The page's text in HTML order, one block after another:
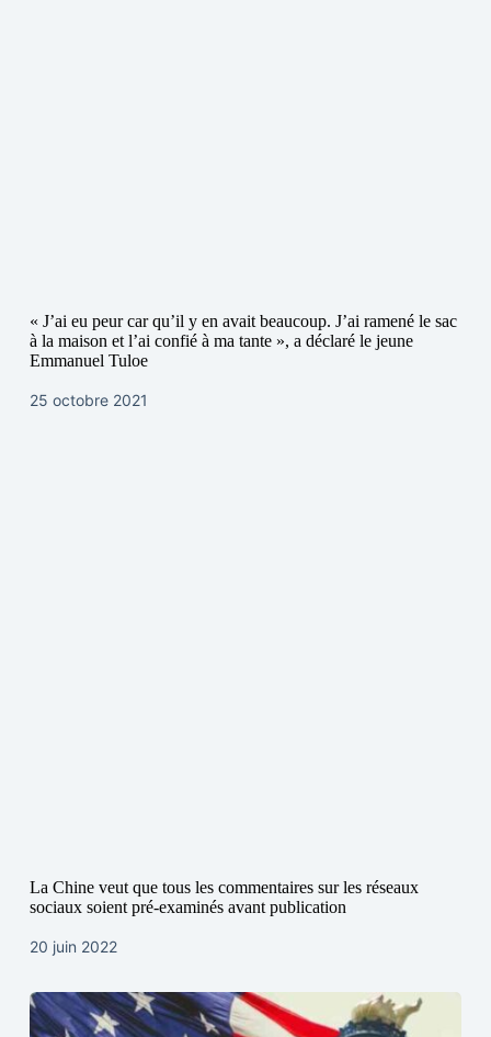
« J’ai eu peur car qu’il y en avait beaucoup. J’ai ramené le sac
à la maison et l’ai confié à ma tante », a déclaré le jeune
Emmanuel Tuloe
25 octobre 2021
La Chine veut que tous les commentaires sur les réseaux
sociaux soient pré-examinés avant publication
20 juin 2022